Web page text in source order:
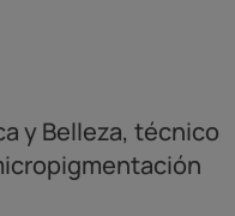
y Belleza, técnico